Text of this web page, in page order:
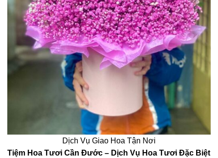
Dịch Vụ Giao Hoa Tận Nơi
Tiệm Hoa Tươi Cần Đước – Dịch Vụ Hoa Tươi Đặc Biệt